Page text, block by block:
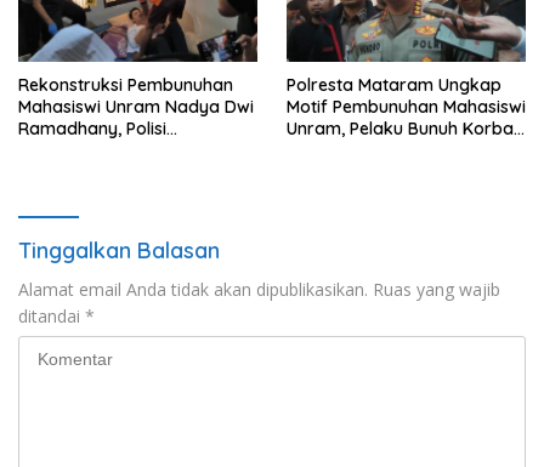
Rekonstruksi Pembunuhan
Mahasiswi Unram Nadya Dwi
Ramadhany, Polisi
Polresta Mataram Ungkap
Motif Pembunuhan Mahasiswi
Unram, Pelaku Bunuh Korban
Tinggalkan Balasan
Alamat email Anda tidak akan dipublikasikan. Ruas yang wajib
ditandai *